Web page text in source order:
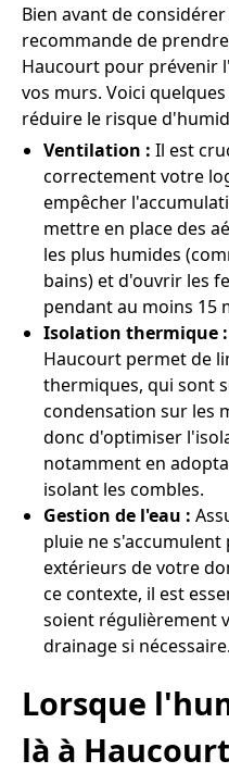
Bien avant de
recommande de
Haucourt pour prévenir
vos murs. Voici
réduire le risque
Ventilation : Il est
correctement votre
empêcher
mettre en place des
les plus humides
bains) et d'ouvrir les
pendant au moins 15
Isolation thermique :
Haucourt permet de
thermiques, qui sont
condensation sur les
donc d'optimiser
notamment en
isolant les combles.
Gestion de l'eau :
pluie ne
extérieurs de votre
ce contexte, il est
soient régulièrement
drainage si nécessaire.
Lorsque
là à